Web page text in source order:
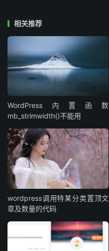
相关推荐
WordPress内置函数
mb_strimwidth()不能用
wordpress调用特某分类置顶文
章及数量的代码